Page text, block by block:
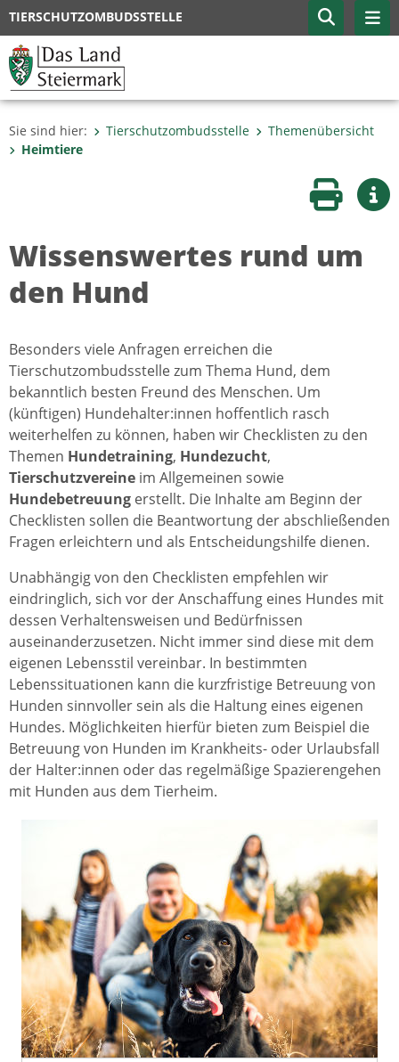
TIERSCHUTZOMBUDSSTELLE
Sie sind hier: Tierschutzombudsstelle
Themenübersicht
Heimtiere
Seite
Wissenswertes rund um
den Hund
Besonders viele Anfragen erreichen die
Tierschutzombudsstelle zum Thema Hund, dem
bekanntlich besten Freund des Menschen. Um
(künftigen) Hundehalter:innen hoffentlich rasch
weiterhelfen zu können, haben wir Checklisten zu den
Themen Hundetraining, Hundezucht,
Tierschutzvereine im Allgemeinen sowie
Hundebetreuung erstellt. Die Inhalte am Beginn der
Checklisten sollen die Beantwortung der abschließenden
Fragen erleichtern und als Entscheidungshilfe dienen.
Unabhängig von den Checklisten empfehlen wir
eindringlich, sich vor der Anschaffung eines Hundes mit
dessen Verhaltensweisen und Bedürfnissen
auseinanderzusetzen. Nicht immer sind diese mit dem
eigenen Lebensstil vereinbar. In bestimmten
Lebenssituationen kann die kurzfristige Betreuung von
Hunden sinnvoller sein als die Haltung eines eigenen
Hundes. Möglichkeiten hierfür bieten zum Beispiel die
Betreuung von Hunden im Krankheits- oder Urlaubsfall
der Halter:innen oder das regelmäßige Spazierengehen
mit Hunden aus dem Tierheim.